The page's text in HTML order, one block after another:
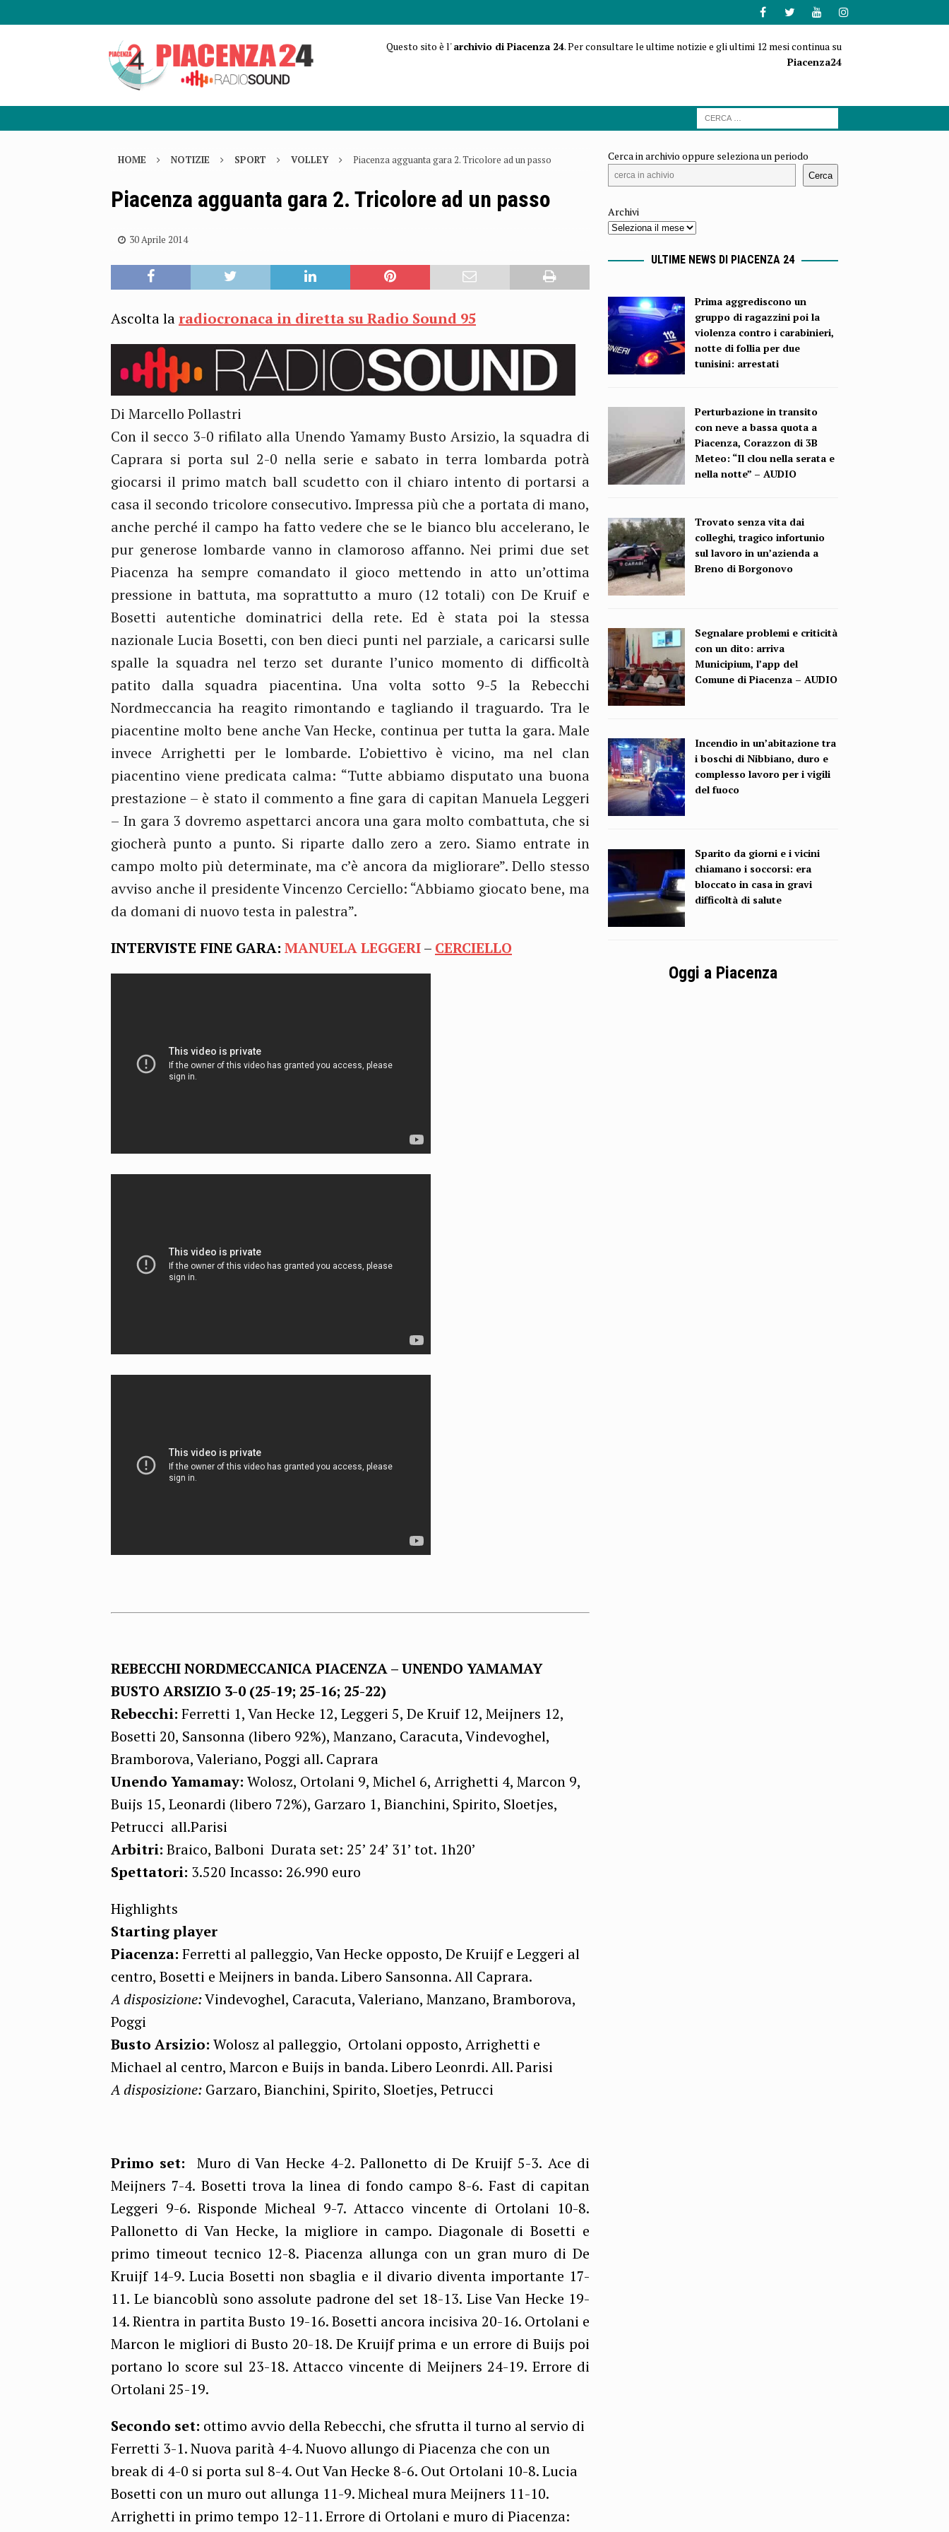
Questo sito è l'archivio di Piacenza 24. Per consultare le ultime notizie e gli ultimi 12 mesi continua su
Piacenza24
HOME NOTIZIE SPORT VOLLEY Piacenza agguanta gara 2. Tricolore ad un passo
Piacenza agguanta gara 2. Tricolore ad un passo
30 Aprile 2014
Ascolta laradiocronaca in diretta su Radio Sound 95
Di Marcello Pollastri
Con il secco 3-0 rifilato alla Unendo Yamamy Busto Arsizio, la squadra di
Caprara si porta sul 2-0 nella serie e sabato in terra lombarda potrà
giocarsi il primo match ball scudetto con il chiaro intento di portarsi a
casa il secondo tricolore consecutivo. Impressa più che a portata di mano,
anche perché il campo ha fatto vedere che se le bianco blu accelerano, le
pur generose lombarde vanno in clamoroso affanno. Nei primi due set
Piacenza ha sempre comandato il gioco mettendo in atto un’ottima
pressione in battuta, ma soprattutto a muro (12 totali) con De Kruif e
Bosetti autentiche dominatrici della rete. Ed è stata poi la stessa
nazionale Lucia Bosetti, con ben dieci punti nel parziale, a caricarsi sulle
spalle la squadra nel terzo set durante l’unico momento di difficoltà
patito dalla squadra piacentina. Una volta sotto 9-5 la Rebecchi
Nordmeccancia ha reagito rimontando e tagliando il traguardo. Tra le
piacentine molto bene anche Van Hecke, continua per tutta la gara. Male
invece Arrighetti per le lombarde. L’obiettivo è vicino, ma nel clan
piacentino viene predicata calma: “Tutte abbiamo disputato una buona
prestazione – è stato il commento a fine gara di capitan Manuela Leggeri
– In gara 3 dovremo aspettarci ancora una gara molto combattuta, che si
giocherà punto a punto. Si riparte dallo zero a zero. Siamo entrate in
campo molto più determinate, ma c’è ancora da migliorare”. Dello stesso
avviso anche il presidente Vincenzo Cerciello: “Abbiamo giocato bene, ma
da domani di nuovo testa in palestra”.
INTERVISTE FINE GARA: MANUELA LEGGERI– CERCIELLO
REBECCHI NORDMECCANICA PIACENZA – UNENDO YAMAMAY
BUSTO ARSIZIO 3-0 (25-19; 25-16; 25-22)
Rebecchi: Ferretti 1, Van Hecke 12, Leggeri 5, De Kruif 12, Meijners 12,
Bosetti 20, Sansonna (libero 92%), Manzano, Caracuta, Vindevoghel,
Bramborova, Valeriano, Poggi all. Caprara
Unendo Yamamay: Wolosz, Ortolani 9, Michel 6, Arrighetti 4, Marcon 9,
Buijs 15, Leonardi (libero 72%), Garzaro 1, Bianchini, Spirito, Sloetjes,
Petrucci all.Parisi
Arbitri: Braico, Balboni Durata set: 25’ 24’ 31’ tot. 1h20’
Spettatori: 3.520 Incasso: 26.990 euro
Highlights
Starting player
​Piacenza: Ferretti al palleggio, Van Hecke opposto, De Kruijf e Leggeri al
centro, Bosetti e Meijners in banda. Libero Sansonna. All Caprara.
A disposizione:Vindevoghel, Caracuta, Valeriano, Manzano, Bramborova,
Poggi
Busto Arsizio: Wolosz al palleggio, Ortolani opposto, Arrighetti e
Michael al centro, Marcon e Buijs in banda. Libero Leonrdi. All. Parisi
A disposizione: Garzaro, Bianchini, Spirito, Sloetjes, Petrucci
​Primo set: Muro di Van Hecke 4-2. Pallonetto di De Kruijf 5-3. Ace di
Meijners 7-4. Bosetti trova la linea di fondo campo 8-6. Fast di capitan
Leggeri 9-6. Risponde Micheal 9-7. Attacco vincente di Ortolani 10-8.
Pallonetto di Van Hecke, la migliore in campo. Diagonale di Bosetti e
primo timeout tecnico 12-8. Piacenza allunga con un gran muro di De
Kruijf 14-9. Lucia Bosetti non sbaglia e il divario diventa importante 17-
11. Le biancoblù sono assolute padrone del set 18-13. Lise Van Hecke 19-
14. Rientra in partita Busto 19-16. Bosetti ancora incisiva 20-16. Ortolani e
Marcon le migliori di Busto 20-18. De Kruijf prima e un errore di Buijs poi
portano lo score sul 23-18. Attacco vincente di Meijners 24-19. Errore di
Ortolani 25-19.
Secondo set: ottimo avvio della Rebecchi, che sfrutta il turno al servio di
Ferretti 3-1. Nuova parità 4-4. Nuovo allungo di Piacenza che con un
break di 4-0 si porta sul 8-4. Out Van Hecke 8-6. Out Ortolani 10-8. Lucia
Bosetti con un muro out allunga 11-9. Micheal mura Meijners 11-10.
Arrighetti in primo tempo 12-11. Errore di Ortolani e muro di Piacenza:
Cerca in archivio oppure seleziona un periodo
Cerca
Archivi
ULTIME NEWS DI PIACENZA 24
Prima aggrediscono un
gruppo di ragazzini poi la
violenza contro i carabinieri,
notte di follia per due
tunisini: arrestati
Perturbazione in transito
con neve a bassa quota a
Piacenza, Corazzon di 3B
Meteo: “Il clou nella serata e
nella notte” – AUDIO
Trovato senza vita dai
colleghi, tragico infortunio
sul lavoro in un’azienda a
Breno di Borgonovo
Segnalare problemi e criticità
con un dito: arriva
Municipium, l’app del
Comune di Piacenza – AUDIO
Incendio in un’abitazione tra
i boschi di Nibbiano, duro e
complesso lavoro per i vigili
del fuoco
Sparito da giorni e i vicini
chiamano i soccorsi: era
bloccato in casa in gravi
difficoltà di salute
Oggi a Piacenza